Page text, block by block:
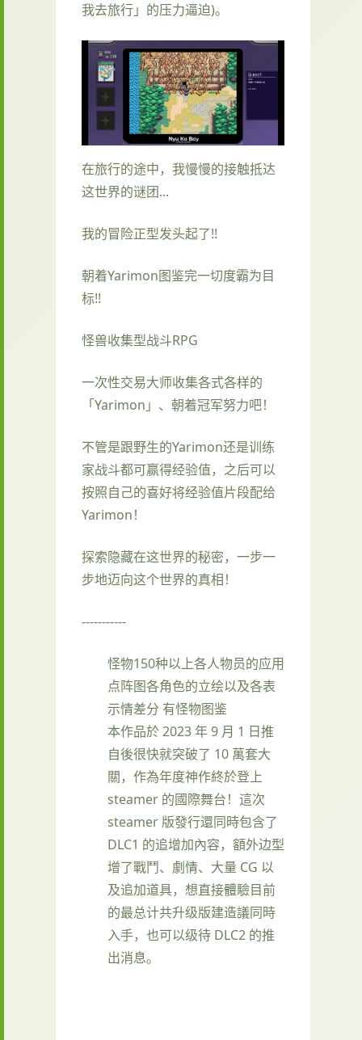
我去旅行」的压力逼迫)。
在旅行的途中，我慢慢的接触抵达
这世界的谜团...
我的冒险正型发头起了!!
朝着Yarimon图鉴完一切度霸为目
标!!
怪兽收集型战斗RPG
一次性交易大师收集各式各样的
「Yarimon」、朝着冠军努力吧！
不管是跟野生的Yarimon还是训练
家战斗都可赢得经验值，之后可以
按照自己的喜好将经验值片段配给
Yarimon！
探索隐藏在这世界的秘密，一步一
步地迈向这个世界的真相！
-----------
怪物150种以上各人物员的应用
点阵图各角色的立绘以及各表
示情差分 有怪物图鉴
本作品於 2023 年 9 月 1 日推
自後很快就突破了 10 萬套大
關，作為年度神作終於登上
steamer 的國際舞台！這次
steamer 版發行還同時包含了
DLC1 的追增加內容，額外边型
增了戰鬥、劇情、大量 CG 以
及追加道具，想直接體驗目前
的最总计共升级版建造議同時
入手，也可以级待 DLC2 的推
出消息。